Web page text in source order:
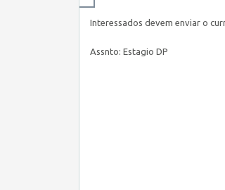
Interessados devem enviar o
Assnto: Estagio DP